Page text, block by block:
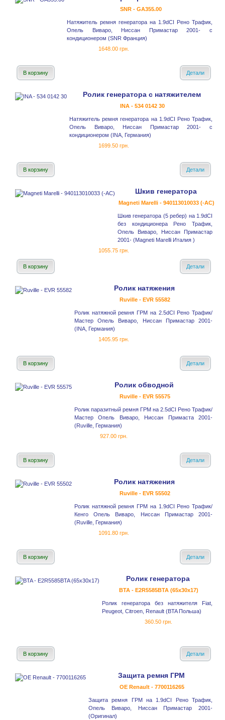
SNR - GA355.00
Натяжитель ремня генератора на 1.9dCI Рено Трафик,
Опель Виваро, Ниссан Примастар 2001- с
кондиционером (SNR Франция)
1648.00 грн.
В корзину Детали
Ролик генератора с натяжителем
INA - 534 0142 30
Натяжитель ремня генератора на 1.9dCI Рено Трафик,
Опель Виваро, Ниссан Примастар 2001- с
кондиционером (INA, Германия)
1699.50 грн.
В корзину Детали
Шкив генератора
Magneti Marelli - 940113010033 (-AC)
Шкив генератора (5 ребер) на 1.9dCI
без кондиционера Рено Трафик,
Опель Виваро, Ниссан Примастар
2001- (Magneti Marelli Италия )
1055.75 грн.
В корзину Детали
Ролик натяжения
Ruville - EVR 55582
Ролик натяжной ремня ГРМ на 2.5dCI Рено Трафик/
Мастер Опель Виваро, Ниссан Примастар 2001-
(INA, Германия)
1405.95 грн.
В корзину Детали
Ролик обводной
Ruville - EVR 55575
Ролик паразитный ремня ГРМ на 2.5dCI Рено Трафик/
Мастер Опель Виваро, Ниссан Примаста 2001-
(Ruville, Германия)
927.00 грн.
В корзину Детали
Ролик натяжения
Ruville - EVR 55502
Ролик натяжной ремня ГРМ на 1.9dCI Рено Трафик/
Кенго Опель Виваро, Ниссан Примастар 2001-
(Ruville, Германия)
1091.80 грн.
В корзину Детали
Ролик генератора
BTA - E2R5585BTA (65x30x17)
Ролик генератора без натяжителя Fiat,
Peugeot, Citroen, Renault (BTA Польша)
360.50 грн.
В корзину Детали
Защита ремня ГРМ
OE Renault - 7700116265
Защита ремня ГРМ на 1.9dCI Рено Трафик,
Опель Виваро, Ниссан Примастар 2001-
(Оригинал)